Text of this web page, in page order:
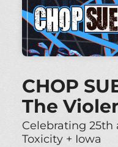
VIP
ticketing
CHOP
The
Celebrating
Toxicity + Iowa